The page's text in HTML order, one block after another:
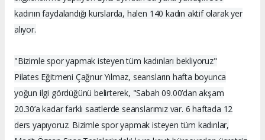
kadının faydalandığı kurslarda, halen 140 kadın aktif olarak yer
alıyor.
"Bizimle spor yapmak isteyen tüm kadınları bekliyoruz"
Pilates Eğitmeni Çağnur Yılmaz, seansların hafta boyunca
yoğun ilgi gördüğünü belirterek, "Sabah 09.00’dan akşam
20.30’a kadar farklı saatlerde seanslarımız var. 6 haftada 12
ders yapıyoruz. Bizimle spor yapmak isteyen tüm kadınlar,